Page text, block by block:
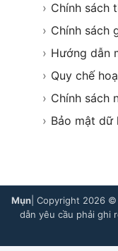
› Chính sách
› Chính sách
› Hướng dẫn
› Quy chế
› Chính sách
› Bảo mật dữ
Mụn | Copyright 2026
dẫn yêu cầu phải ghi